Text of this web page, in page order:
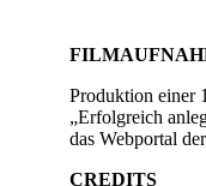
Produktion einer
„Erfolgreich
das Webportal
CREDITS